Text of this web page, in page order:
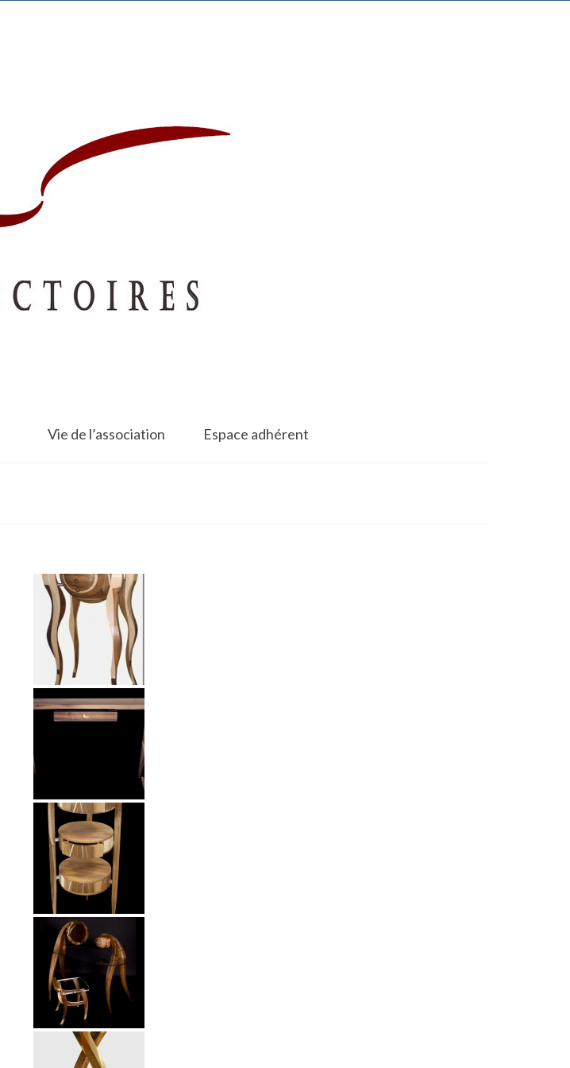
Vie de l’association Espace adhérent